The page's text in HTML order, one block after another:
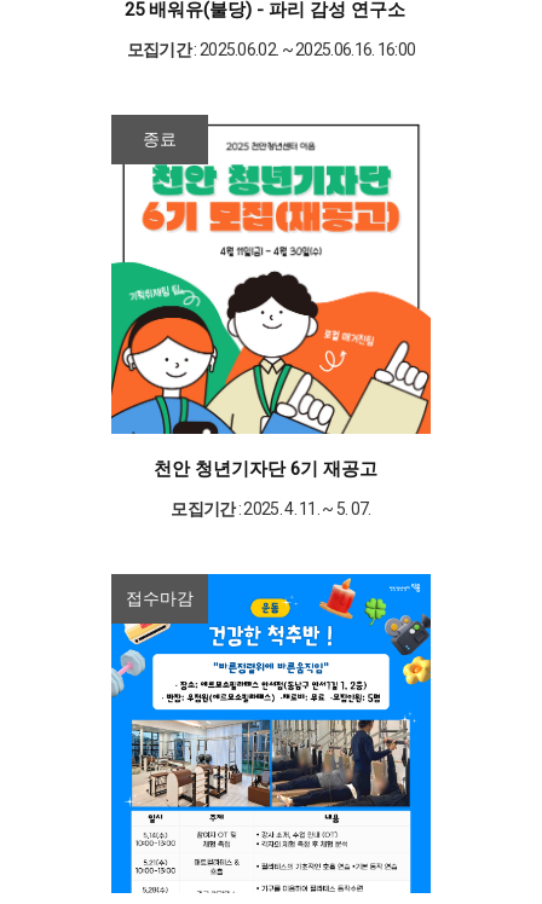
25 배워유(불당) - 파리 감성 연구소
모집기간: 2025.06.02. ~ 2025.06.16. 16:00
천안 청년기자단 6기 재공고
모집기간: 2025. 4. 11. ~ 5. 07.
종료
접수마감